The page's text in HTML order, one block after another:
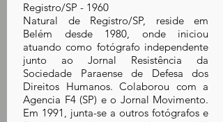
Registro/SP - 1960
Natural de Registro/SP, reside em
Belém desde 1980, onde iniciou
atuando como fotógrafo independente
junto ao Jornal Resistência da
Sociedade Paraense de Defesa dos
Direitos Humanos. Colaborou com a
Agencia F4 (SP) e o Jornal Movimento.
Em 1991, junta-se a outros fotógrafos e